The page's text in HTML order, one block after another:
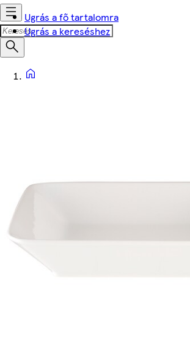
Ugrás a fő tartalomra
Ugrás a kereséshez